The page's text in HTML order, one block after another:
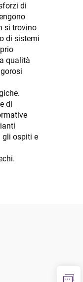
di
si trovino
di sistemi
qualità
di
gli ospiti e